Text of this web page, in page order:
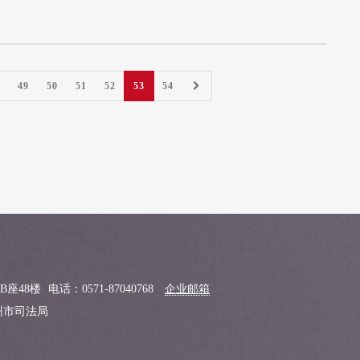
49 50 51 52 53 54
座48楼 电话：0571-87040768
企业邮箱
市司法局